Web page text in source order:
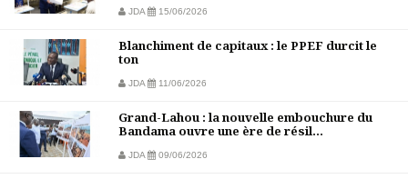
JDA 15/06/2026
Blanchiment de capitaux : le PPEF durcit le
ton
JDA 11/06/2026
Grand-Lahou : la nouvelle embouchure du
Bandama ouvre une ère de résil...
JDA 09/06/2026